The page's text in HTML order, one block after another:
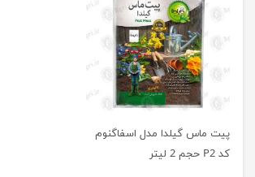
پیت ماس گیلدا مدل اسفاگنوم
کد P2 حجم 2 لیتر